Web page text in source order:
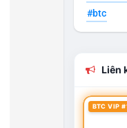
#btc
Liên
BTC VIP